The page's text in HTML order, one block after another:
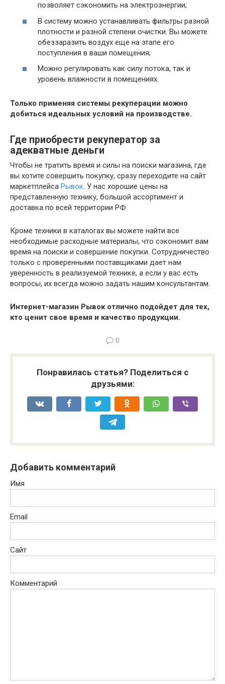
позволяет сэкономить на электроэнергии;
В систему можно устанавливать фильтры разной
плотности и разной степени очистки. Вы можете
обеззаразить воздух еще на этапе его
поступления в ваши помещения;
Можно регулировать как силу потока, так и
уровень влажности в помещениях.
Только применяя системы рекуперации можно
добиться идеальных условий на производстве.
Где приобрести рекуператор за
адекватные деньги
Чтобы не тратить время и силы на поиски магазина, где
вы хотите совершить покупку, сразу переходите на сайт
маркетплейса Рывок. У нас хорошие цены на
представленную технику, большой ассортимент и
доставка по всей территории РФ.
Кроме техники в каталогах вы можете найти все
необходимые расходные материалы, что сэкономит вам
время на поиски и совершение покупки. Сотрудничество
только с проверенными поставщиками дает нам
уверенность в реализуемой технике, а если у вас есть
вопросы, их всегда можно задать нашим консультантам.
Интернет-магазин Рывок отлично подойдет для тех,
кто ценит свое время и качество продукции.
0
Понравилась статья? Поделиться с
друзьями:
Добавить комментарий
Имя
Email
Сайт
Комментарий